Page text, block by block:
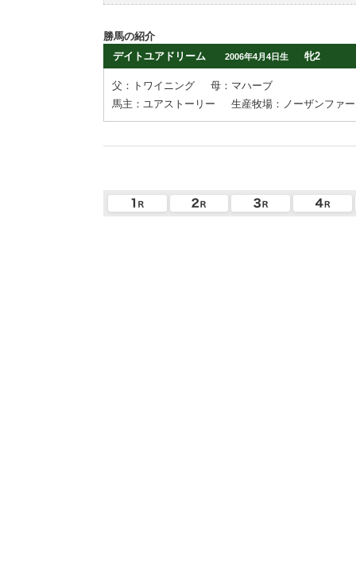
勝馬の紹介
デイトユアドリーム
2006年4月4日生 牝2
父：トワイニング
母：マハーブ
馬主：ユアストーリー
生産牧場：ノーザンファ